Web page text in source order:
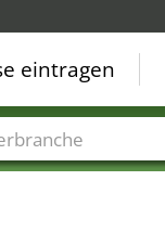
eintragen